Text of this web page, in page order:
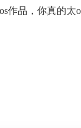
作品，你真的太